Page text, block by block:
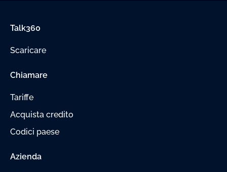
Talk360
Scaricare
Chiamare
Tariffe
Acquista credito
Codici paese
Azienda